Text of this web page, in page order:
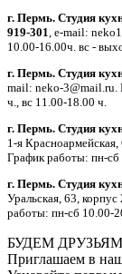
г. Пермь. Студия
919-301, e-mail:
10.00-16.00ч. вс -
г. Пермь. Студия
mail: neko-3@mail.ru.
ч., вс 11.00-18.00 ч.
г. Пермь. Студия
1-я
График работы: пн-cб
г. Пермь. Студия
Уральская, 63,
работы: пн-cб 10.00-
БУДЕМ
Приглашаем в